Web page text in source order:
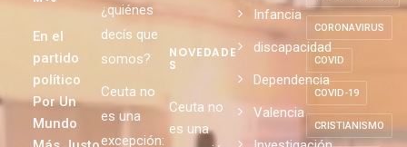
En el
partido
político
Por Un
Mundo
¿quiénes
decís que
somos?
Ceuta no
es una
excepción:
NOVEDADE
S
Ceuta no
es una
Infancia
discapacidad
Dependencia
Valencia
CORONAVIRUS
COVID
COVID-19
CRISTIANISMO